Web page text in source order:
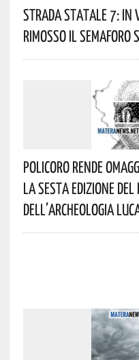
Strada Statale 7: In
Rimosso Il
Policoro Rende
La Sesta Edizione
Dell’archeologia